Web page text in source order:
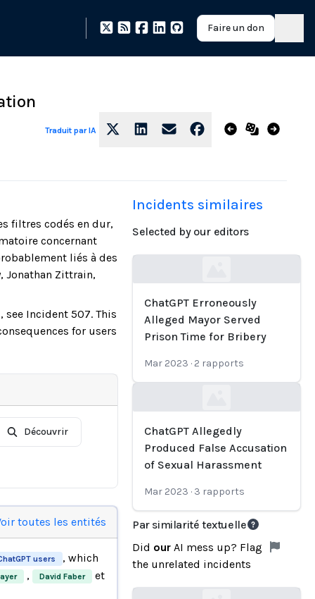
Faire un don
Traduit par IA
filtres codés en dur,
concernant
liés à des
Jonathan Zittrain,
see Incident 507. This
for users
Découvrir
toutes les entités
users
, which
, David Faber et
Incidents similaires
Selected by our editors
ChatGPT Erroneously
Alleged Mayor Served
Prison Time for Bribery
Mar 2023 · 2 rapports
ChatGPT Allegedly
Produced False Accusation
of Sexual Harassment
Mar 2023 · 3 rapports
Par similarité textuelle
Did our AI mess up? Flag
the unrelated incidents